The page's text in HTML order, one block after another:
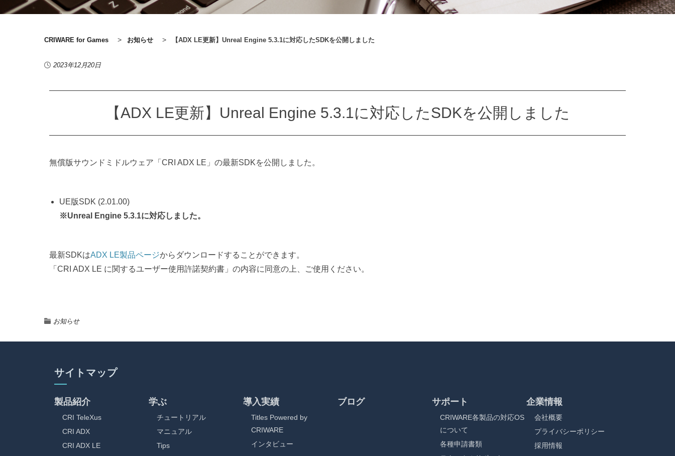
CRIWARE for Games > お知らせ > 【ADX LE更新】Unreal Engine 5.3.1に対応したSDKを公開しました
2023年12月20日
【ADX LE更新】Unreal Engine 5.3.1に対応したSDKを公開しました
無償版サウンドミドルウェア「CRI ADX LE」の最新SDKを公開しました。
UE版SDK (2.01.00)
※Unreal Engine 5.3.1に対応しました。
最新SDKはADX LE製品ページからダウンロードすることができます。
「CRI ADX LE に関するユーザー使用許諾契約書」の内容に同意の上、ご使用ください。
お知らせ
サイトマップ
製品紹介
CRI TeleXus
CRI ADX
CRI ADX LE
学ぶ
チュートリアル
マニュアル
Tips
導入実績
Titles Powered by
CRIWARE
インタビュー
ブログ サポート
CRIWARE各製品の対応OS
について
各種申請書類
企業情報
会社概要
プライバシーポリシー
採用情報